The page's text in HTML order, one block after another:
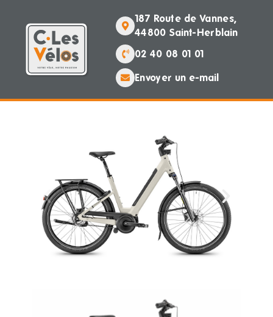
187 Route de Vannes,
44800 Saint-Herblain
02 40 08 01 01
Envoyer un e-mail